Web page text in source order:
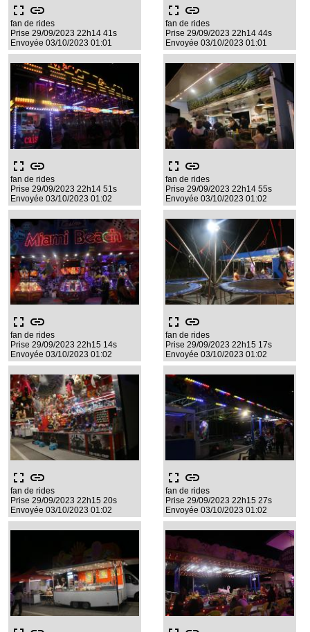
fullscreen link
fan de rides
Prise 29/09/2023 22h14 41s
Envoyée 03/10/2023 01:01
fullscreen link
fan de rides
Prise 29/09/2023 22h14 44s
Envoyée 03/10/2023 01:01
fullscreen link
fan de rides
Prise 29/09/2023 22h14 51s
Envoyée 03/10/2023 01:02
fullscreen link
fan de rides
Prise 29/09/2023 22h14 55s
Envoyée 03/10/2023 01:02
fullscreen link
fan de rides
Prise 29/09/2023 22h15 14s
Envoyée 03/10/2023 01:02
fullscreen link
fan de rides
Prise 29/09/2023 22h15 17s
Envoyée 03/10/2023 01:02
fullscreen link
fan de rides
Prise 29/09/2023 22h15 20s
Envoyée 03/10/2023 01:02
fullscreen link
fan de rides
Prise 29/09/2023 22h15 27s
Envoyée 03/10/2023 01:02